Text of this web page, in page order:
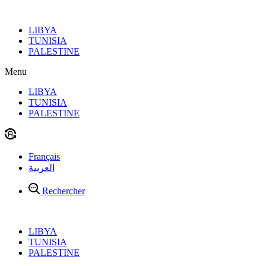
contenuLIBYA
TUNISIA
PALESTINE
Menu
LIBYA
TUNISIA
PALESTINE
Français
العربية
Rechercher
LIBYA
TUNISIA
PALESTINE